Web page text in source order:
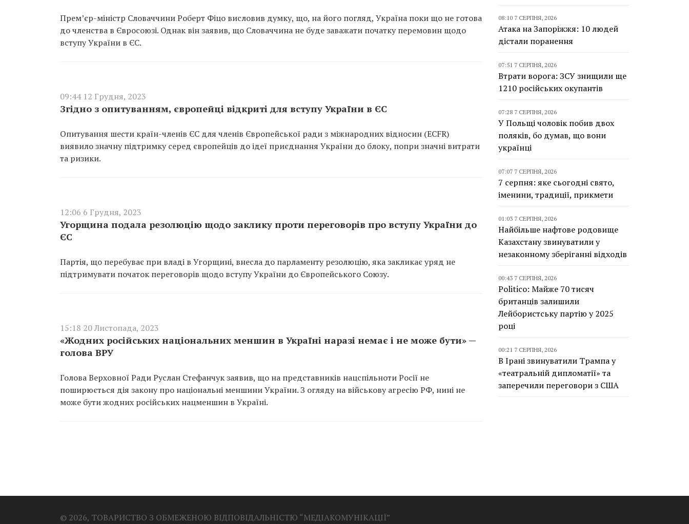
Прем’єр-міністр Словаччини Роберт Фіцо висловив думку, що, на його погляд, Україна поки що не готова
до членства в Євросоюзі. Однак він заявив, що Словаччина не буде заважати початку перемовин щодо
вступу України в ЄС.
09:44 12 Грудня, 2023
Згідно з опитуванням, європейці відкриті для вступу України в ЄС
Опитування шести країн-членів ЄС для членів Європейської ради з міжнародних відносин (ECFR)
виявило значну підтримку серед європейців до ідеї приєднання України до блоку, попри значні витрати
та ризики.
12:06 6 Грудня, 2023
Угорщина подала резолюцію щодо заклику проти переговорів про вступу України до
ЄС
Партія, що перебуває при владі в Угорщині, внесла до парламенту резолюцію, яка закликає уряд не
підтримувати початок переговорів щодо вступу України до Європейського Союзу.
15:18 20 Листопада, 2023
«Жодних російських національних меншин в Україні наразі немає і не може бути» —
голова ВРУ
Голова Верховної Ради Руслан Стефанчук заявив, що на представників нацспільноти Росії не
поширюється дія закону про національні меншини України. З огляду на військову агресію РФ, нині не
може бути жодних російських нацменшин в Україні.
08:10 7 СЕРПНЯ, 2026
Атака на Запоріжжя: 10 людей
дістали поранення
07:51 7 СЕРПНЯ, 2026
Втрати ворога: ЗСУ знищили ще
1210 російських окупантів
07:28 7 СЕРПНЯ, 2026
У Польщі чоловік побив двох
поляків, бо думав, що вони
українці
07:07 7 СЕРПНЯ, 2026
7 серпня: яке сьогодні свято,
іменини, традиції, прикмети
01:03 7 СЕРПНЯ, 2026
Найбільше нафтове родовище
Казахстану звинуватили у
незаконному зберіганні відходів
00:43 7 СЕРПНЯ, 2026
Politico: Майже 70 тисяч
британців залишили
Лейбористську партію у 2025
році
00:21 7 СЕРПНЯ, 2026
В Ірані звинуватили Трампа у
«театральній дипломатії» та
заперечили переговори з США
© 2026, ТОВАРИСТВО З ОБМЕЖЕНОЮ ВІДПОВІДАЛЬНІСТЮ “МЕДІАКОМУНІКАЦІЇ”